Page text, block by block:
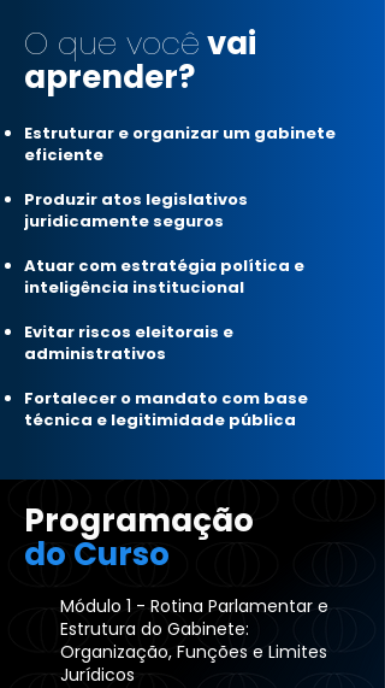
O que vocêvai
aprender?
Estruturar e organizar um gabinete
eficiente
Produzir atos legislativos
juridicamente seguros
Atuar com estratégia política e
inteligência institucional
Evitar riscos eleitorais e
administrativos
Fortalecer o mandato com base
técnica e legitimidade pública
Programação
do Curso
Módulo 1 - Rotina Parlamentar e
Estrutura do Gabinete:
Organização, Funções e Limites
Jurídicos